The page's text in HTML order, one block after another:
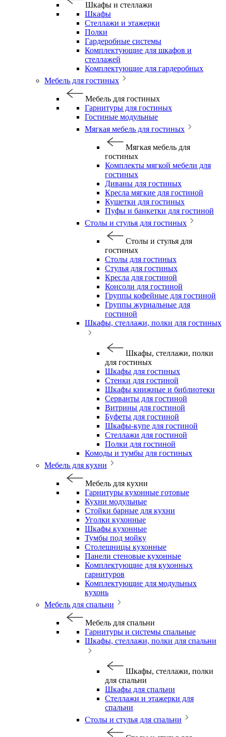
Шкафы и стеллажи
Шкафы
Стеллажи и этажерки
Полки
Гардеробные системы
Комплектующие для шкафов и
стеллажей
Комплектующие для гардеробных
Мебель для гостиных
Мебель для гостиных
Гарнитуры для гостиных
Гостиные модульные
Мягкая мебель для гостиных
Мягкая мебель для
гостиных
Комплекты мягкой мебели для
гостиных
Диваны для гостиных
Кресла мягкие для гостиной
Кушетки для гостиных
Пуфы и банкетки для гостиной
Столы и стулья для гостиных
Столы и стулья для
гостиных
Столы для гостиных
Стулья для гостиных
Кресла для гостиной
Консоли для гостиной
Группы кофейные для гостиной
Группы журнальные для
гостиной
Шкафы, стеллажи, полки для гостиных
Шкафы, стеллажи, полки
для гостиных
Шкафы для гостиных
Стенки для гостиной
Шкафы книжные и библиотеки
Серванты для гостиной
Витрины для гостиной
Буфеты для гостиной
Шкафы-купе для гостиной
Стеллажи для гостиной
Полки для гостиной
Комоды и тумбы для гостиных
Мебель для кухни
Мебель для кухни
Гарнитуры кухонные готовые
Кухни модульные
Стойки барные для кухни
Уголки кухонные
Шкафы кухонные
Тумбы под мойку
Столешницы кухонные
Панели стеновые кухонные
Комплектующие для кухонных
гарнитуров
Комплектующие для модульных
кухонь
Мебель для спальни
Мебель для спальни
Гарнитуры и системы спальные
Шкафы, стеллажи, полки для спальни
Шкафы, стеллажи, полки
для спальни
Шкафы для спальни
Стеллажи и этажерки для
спальни
Столы и стулья для спальни